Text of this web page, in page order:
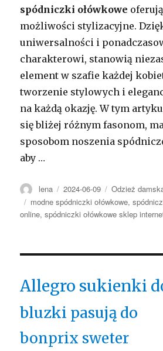
spódniczki ołówkowe
możliwości stylizacyjne.
uniwersalności i
charakterowi, stanowią
element w szafie każdej
tworzenie stylowych i
na każdą okazję. W tym
się bliżej różnym fasonom,
sposobom noszenia
aby …
Autor
lena Opublikowano
2024-06-09 Kategorie
Odzież
Tagi
modne spódniczki ołówkowe,
online,spódniczki ołówkowe sklep
Allegro sukienki
bluzki pasują do
bonprix sweter